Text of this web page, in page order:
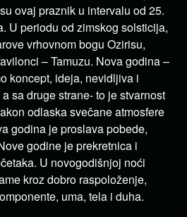
ovaj praznik u intervalu od 25.
U periodu od zimskog solsticija,
vrhovnom bogu Ozirisu,
– Tamuzu. Nova godina –
koncept, ideja, nevidljiva i
sa druge strane- to je stvarnost
odlaska svečane atmosfere
godina je proslava pobede,
godine je prekretnica i
U novogodišnjoj noći
kroz dobro raspoloženje,
uma, tela i duha.